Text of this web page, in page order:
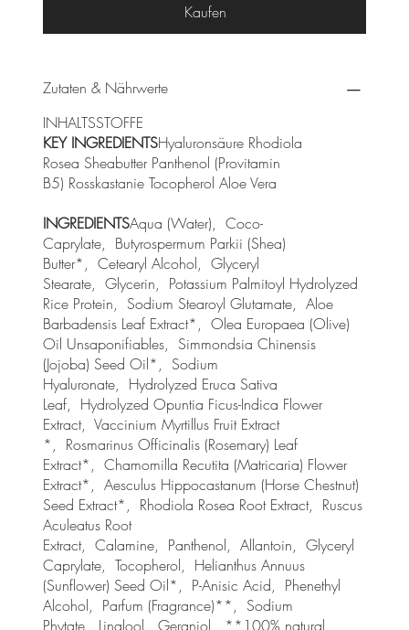
Kaufen
Zutaten & Nährwerte
INHALTSSTOFFE
KEY INGREDIENTSHyaluronsäure Rhodiola
Rosea Sheabutter Panthenol (Provitamin
B5) Rosskastanie Tocopherol Aloe Vera
INGREDIENTSAqua (Water), Coco-
Caprylate, Butyrospermum Parkii (Shea)
Butter*, Cetearyl Alcohol, Glyceryl
Stearate, Glycerin, Potassium Palmitoyl Hydrolyzed
Rice Protein, Sodium Stearoyl Glutamate, Aloe
Barbadensis Leaf Extract*, Olea Europaea (Olive)
Oil Unsaponifiables, Simmondsia Chinensis
(Jojoba) Seed Oil*, Sodium
Hyaluronate, Hydrolyzed Eruca Sativa
Leaf, Hydrolyzed Opuntia Ficus-Indica Flower
Extract, Vaccinium Myrtillus Fruit Extract
*, Rosmarinus Officinalis (Rosemary) Leaf
Extract*, Chamomilla Recutita (Matricaria) Flower
Extract*, Aesculus Hippocastanum (Horse Chestnut)
Seed Extract*, Rhodiola Rosea Root Extract, Ruscus
Aculeatus Root
Extract, Calamine, Panthenol, Allantoin, Glyceryl
Caprylate, Tocopherol, Helianthus Annuus
(Sunflower) Seed Oil*, P-Anisic Acid, Phenethyl
Alcohol, Parfum (Fragrance)**, Sodium
Phytate, Linalool, Geraniol, **100% natural